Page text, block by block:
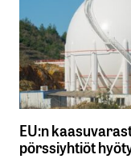
EU:n
pörssiyhtiöt